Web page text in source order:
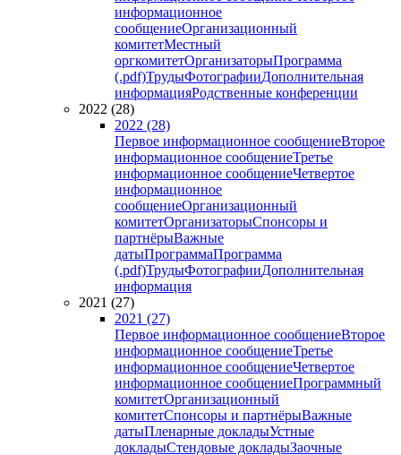
информационное
сообщениеОрганизационный
комитетМестный
оргкомитетОрганизаторыПрограмма
(.pdf)ТрудыФотографииДополнительная
информацияРодственные конференции
2022 (28)
2022 (28)
Первое информационное сообщениеВторое
информационное сообщениеТретье
информационное сообщениеЧетвертое
информационное
сообщениеОрганизационный
комитетОрганизаторыСпонсоры и
партнёрыВажные
датыПрограммаПрограмма
(.pdf)ТрудыФотографииДополнительная
информация
2021 (27)
2021 (27)
Первое информационное сообщениеВторое
информационное сообщениеТретье
информационное сообщениеЧетвертое
информационное сообщениеПрограммный
комитетОрганизационный
комитетСпонсоры и партнёрыВажные
датыПленарные докладыУстные
докладыСтендовые докладыЗаочные